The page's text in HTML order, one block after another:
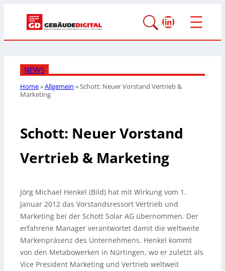
LinkedIn
NEWS
Home»Allgemein »Schott: Neuer Vorstand Vertrieb &
Marketing
Schott: Neuer Vorstand
Vertrieb & Marketing
Jörg Michael Henkel (Bild) hat mit Wirkung vom 1.
Januar 2012 das Vorstandsressort Vertrieb und
Marketing bei der Schott Solar AG übernommen. Der
erfahrene Manager verantwortet damit die weltweite
Markenpräsenz des Unternehmens. Henkel kommt
von den Metabowerken in Nürtingen, wo er zuletzt als
Vice President Marketing und Vertrieb weltweit